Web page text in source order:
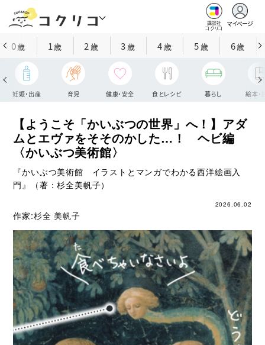
講談社
コクリコ
マイページ
0歳 1歳 2 歳 3歳 4歳 5歳 6歳
妊娠・出産 育児 健康・安全 食とレシピ 暮らし 絵本・
【ようこそ「かいぶつの世界」へ！】アダ
ムとエヴァをそそのかした…！ ヘビ編
〈かいぶつ美術館〉
『かいぶつ美術館 イラストとマンガでわかる西洋絵画入
門』（著：杉全美帆子）
2026.06.02
作家:杉全 美帆子